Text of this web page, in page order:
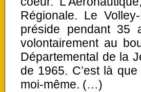
Régionale. Le
préside pendant 35
volontairement au
Départemental de la
de 1965. C’est là
moi-même. (…)